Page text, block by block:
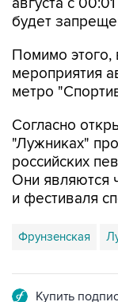
Помимо этого,
метро
Согласно
российских
Они являются
и фестиваля
Фрунзенская
Подписаться